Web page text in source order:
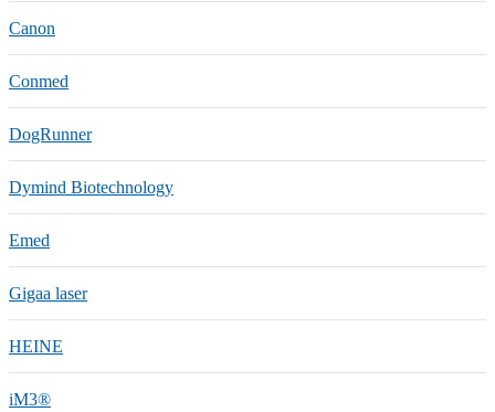
Canon
Conmed
DogRunner
Dymind Biotechnology
Emed
Gigaa laser
HEINE
iM3®️